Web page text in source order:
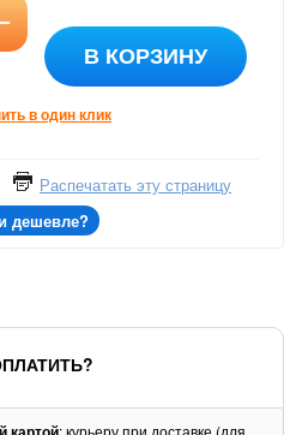
В КОРЗИНУ
в один клик
Распечатать эту страницу
дешевле?
: курьеру при доставке (для